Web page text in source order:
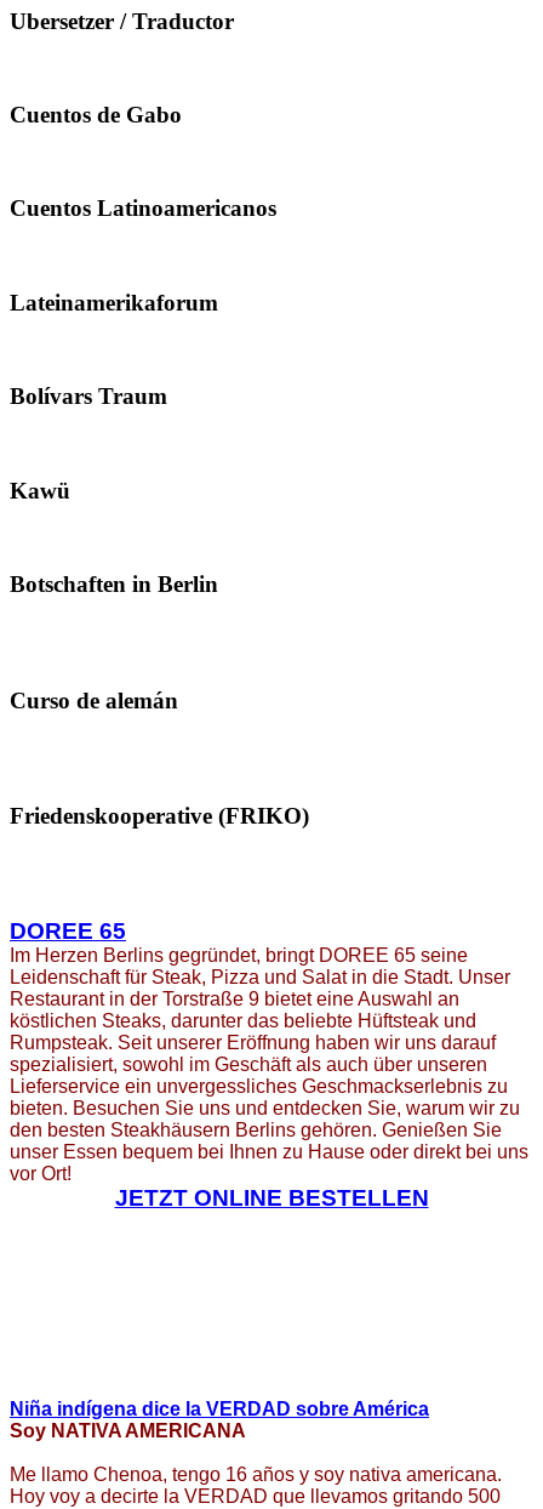
Ubersetzer / Traductor
Cuentos de Gabo
Cuentos Latinoamericanos
Lateinamerikaforum
Bolívars Traum
Kawü
Botschaften in Berlin
Curso de alemán
Friedenskooperative (FRIKO)
DOREE 65
Im Herzen Berlins gegründet, bringt DOREE 65 seine
Leidenschaft für Steak, Pizza und Salat in die Stadt. Unser
Restaurant in der Torstraße 9 bietet eine Auswahl an
köstlichen Steaks, darunter das beliebte Hüftsteak und
Rumpsteak. Seit unserer Eröffnung haben wir uns darauf
spezialisiert, sowohl im Geschäft als auch über unseren
Lieferservice ein unvergessliches Geschmackserlebnis zu
bieten. Besuchen Sie uns und entdecken Sie, warum wir zu
den besten Steakhäusern Berlins gehören. Genießen Sie
unser Essen bequem bei Ihnen zu Hause oder direkt bei uns
vor Ort!
JETZT ONLINE BESTELLEN
Niña indígena dice la VERDAD sobre América
Soy NATIVA AMERICANA
Me llamo Chenoa, tengo 16 años y soy nativa americana.
Hoy voy a decirte la VERDAD que llevamos gritando 500